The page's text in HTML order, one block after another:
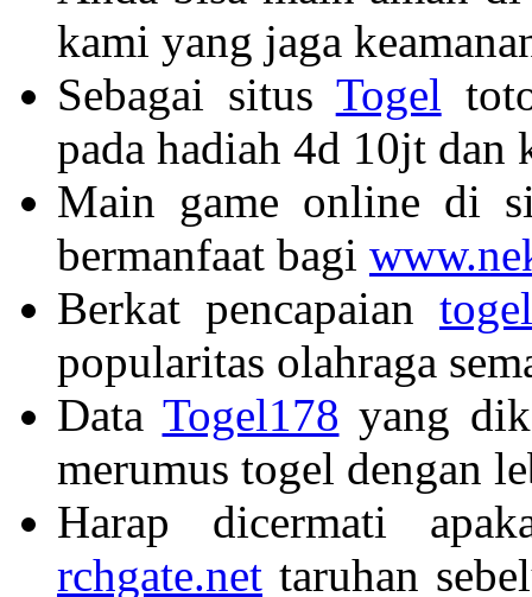
kami yang jaga
Sebagai situs Togel
pada hadiah 4d 10jt dan
Main game online di
bermanfaat bagi
Berkat pencapaian
popularitas olahraga
Data Togel178 yang
merumus togel dengan
Harap dicermati
rchgate.net taruhan